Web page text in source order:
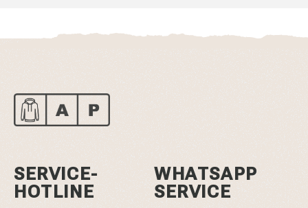
SERVICE-
HOTLINE
WHATSAPP
SERVICE